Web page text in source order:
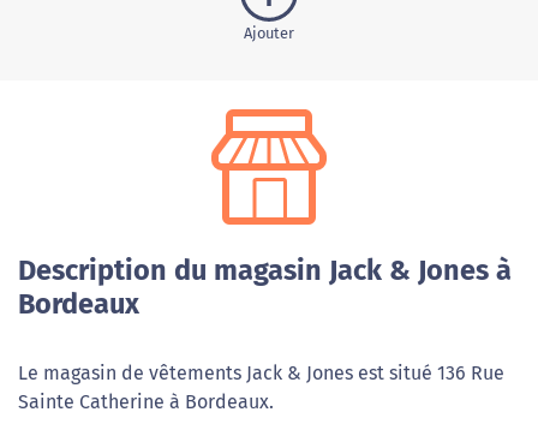
Ajouter
Description du magasin Jack & Jones à
Bordeaux
Le magasin de vêtements Jack & Jones est situé 136 Rue
Sainte Catherine à Bordeaux.